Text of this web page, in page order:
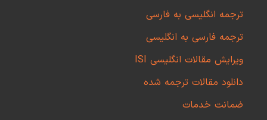
ترجمه انگلیسی به فارسی
ترجمه فارسی به انگلیسی
ویرایش مقالات انگلیسی ISI
دانلود مقالات ترجمه شده
ضمانت خدمات